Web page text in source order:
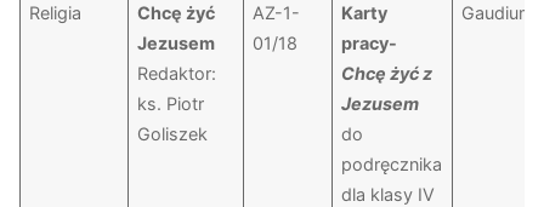
Religia
Chcę żyć
Jezusem
Redaktor:
ks. Piotr
Goliszek
AZ-1-
01/18
Karty
pracy-
Chcę żyć z
Jezusem
do
podręcznika
dla klasy IV
Gaudium